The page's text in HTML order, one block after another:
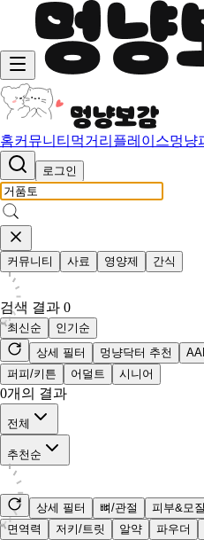
홈커뮤니티 먹거리 플레이스멍냥
로그인
커뮤니티 사료 영양제 간식
검색 결과 0
최신순
인기순
상세 필터
멍냥닥터 추천
퍼피/키튼
어덜트 시니어
0개의 결과
전체
추천순
상세 필터 뼈/관절 피부&모질
면역력
저키/트릿 알약 파우더